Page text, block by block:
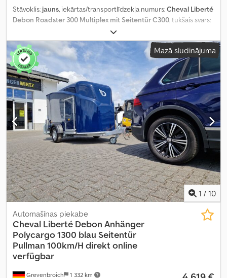
Stāvoklis: jauns, iekārtas/transportlīdzekļa numurs:Cheval Liberté
Debon Roadster 300 Multiplex mit Seitentür C300, tukšais svars:
790 kg
konfigurācija:1 ass, atļautā ass slodze (1. ass):1 300 kg, krautuves
garums:3 030 mm , iekraušanas vietas platums:1 510 mm,
iekraušanas telpas augstums:1 970 mm
Mazā sludinājuma
1 / 10
Grevenbroich 1 332 km
Automašīnas piekabe
Cheval Liberté Debon Anhänger
Polycargo 1300 blau Seitentür
Pullman 100km/H direkt online
verfügbar